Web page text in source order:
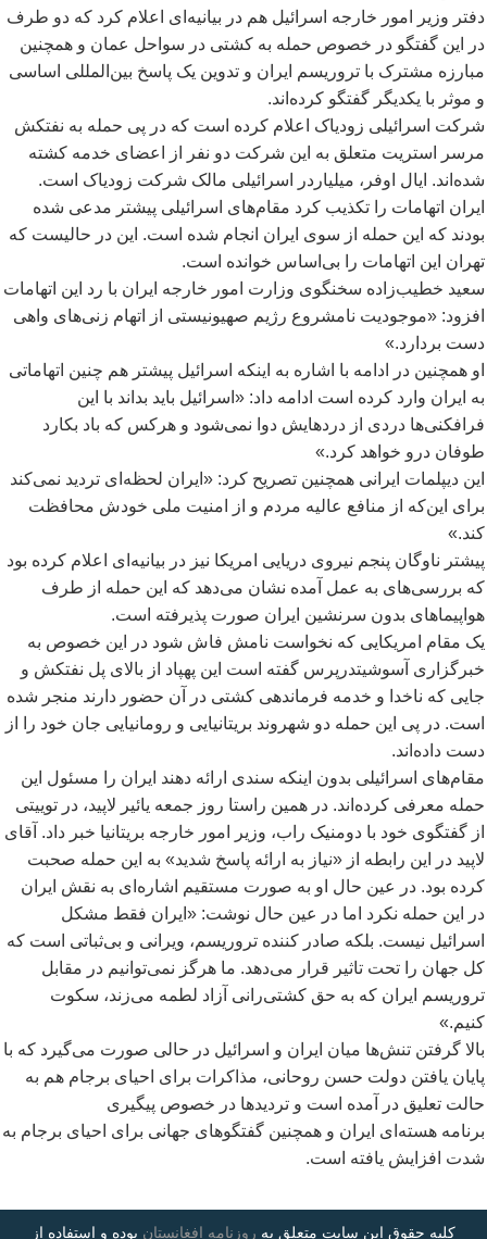
دفتر وزیر امور خارجه اسرائيل هم در بیانیه ای اعلام کرد که دو طرف
در این گفتگو در خصوص حمله به کشتی در سواحل عمان و همچنین
مبارزه مشترک با تروریسم ایران و تدوین یک پاسخ بین المللی اساسی
و موثر با یکدیگر گفتگو کرده اند.
شرکت اسرائیلی زودیاک اعلام کرده است که در پی حمله به نفتکش
مرسر استریت متعلق به این شرکت دو نفر از اعضای خدمه کشته
شده اند. ایال اوفر، میلیاردر اسرائیلی مالک شرکت زودیاک است.
ایران اتهامات را تکذیب کرد مقامهای اسرائيلی پیشتر مدعی شده
بودند که این حمله از سوی ایران انجام شده است. این در حالیست که
تهران این اتهامات را بی اساس خوانده است.
سعید خطیبزاده سخنگوی وزارت امور خارجه ایران با رد این اتهامات
افزود: «موجودیت نامشروع رژیم صهیونیستی از اتهام زنیهای واهی
دست بردارد.»
او همچنین در ادامه با اشاره به اینکه اسرائيل پیشتر هم چنین اتهاماتی
به ایران وارد کرده است ادامه داد: «اسرائيل باید بداند با این
فرافکنیها دردی از دردهایش دوا نمیشود و هرکس که باد بکارد
طوفان درو خواهد کرد.»
این دیپلمات ایرانی همچنین تصریح کرد: «ایران لحظه ای تردید نمیکند
برای اینکه از منافع عالیه مردم و از امنیت ملی خودش محافظت
کند.»
پیشتر ناوگان پنجم نیروی دریایی امریکا نیز در بیانیه ای اعلام کرده بود
که بررسیهای به عمل آمده نشان میدهد که این حمله از طرف
هواپیماهای بدون سرنشین ایران صورت پذیرفته است.
یک مقام امریکایی که نخواست نامش فاش شود در این خصوص به
خبرگزاری آسوشیتدرپرس گفته است این پهپاد از بالای پل نفتکش و
جایی که ناخدا و خدمه فرماندهی کشتی در آن حضور دارند منجر شده
است. در پی این حمله دو شهروند بریتانیایی و رومانیایی جان خود را از
دست داده اند.
مقامهای اسرائيلی بدون اینکه سندی ارائه دهند ایران را مسئول این
حمله معرفی کرده اند. در همین راستا روز جمعه یائیر لاپید، در توییتی
از گفتگوی خود با دومنیک راب، وزیر امور خارجه بریتانیا خبر داد. آقای
لاپید در این رابطه از «نیاز به ارائه پاسخ شدید» به این حمله صحبت
کرده بود. در عین حال او به صورت مستقیم اشاره ای به نقش ایران
در این حمله نکرد اما در عین حال نوشت: «ایران فقط مشکل
اسرائيل نیست. بلکه صادر کننده تروریسم، ویرانی و بیثباتی است که
کل جهان را تحت تاثیر قرار میدهد. ما هرگز نمیتوانیم در مقابل
تروریسم ایران که به حق کشتیرانی آزاد لطمه میزند، سکوت
کنیم.»
بالا گرفتن تنشها میان ایران و اسرائیل در حالی صورت میگیرد که با
پایان یافتن دولت حسن روحانی، مذاکرات برای احیای برجام هم به
حالت تعلیق در آمده است و تردیدها در خصوص پیگیری
برنامه هسته ای ایران و همچنین گفتگوهای جهانی برای احیای برجام به
شدت افزایش یافته است.
کلیه حقوق این سایت متعلق به روزنامه افغانستان بوده و استفاده از